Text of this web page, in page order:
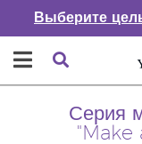
Выберите
Серия
"Make